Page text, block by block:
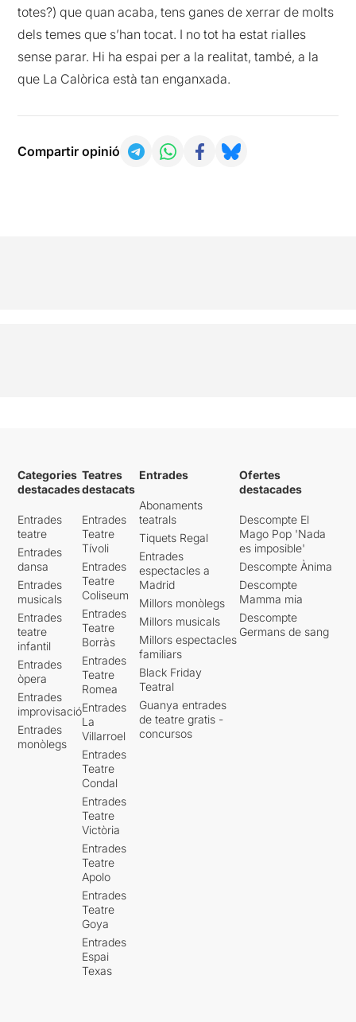
totes?) que quan acaba, tens ganes de xerrar de molts
dels temes que s’han tocat. I no tot ha estat rialles
sense parar. Hi ha espai per a la realitat, també, a la
que La Calòrica està tan enganxada.
Compartir opinió
Categories
destacades
Entrades
teatre
Entrades
dansa
Entrades
musicals
Entrades
teatre
infantil
Entrades
òpera
Entrades
improvisació
Entrades
monòlegs
Teatres
destacats
Entrades
Teatre
Tívoli
Entrades
Teatre
Coliseum
Entrades
Teatre
Borràs
Entrades
Teatre
Romea
Entrades
La
Villarroel
Entrades
Teatre
Condal
Entrades
Teatre
Victòria
Entrades
Teatre
Apolo
Entrades
Teatre
Goya
Entrades
Espai
Texas
Entrades
Abonaments
teatrals
Tiquets Regal
Entrades
espectacles a
Madrid
Millors monòlegs
Millors musicals
Millors espectacles
familiars
Black Friday
Teatral
Guanya entrades
de teatre gratis -
concursos
Ofertes
destacades
Descompte El
Mago Pop 'Nada
es imposible'
Descompte Ànima
Descompte
Mamma mia
Descompte
Germans de sang